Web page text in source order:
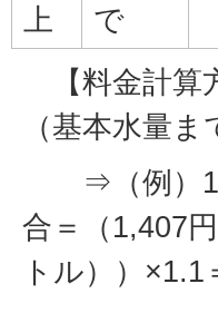
上
で
【料金計算
（基本水量
⇒（例）13
合＝（1,407
トル））×1.1